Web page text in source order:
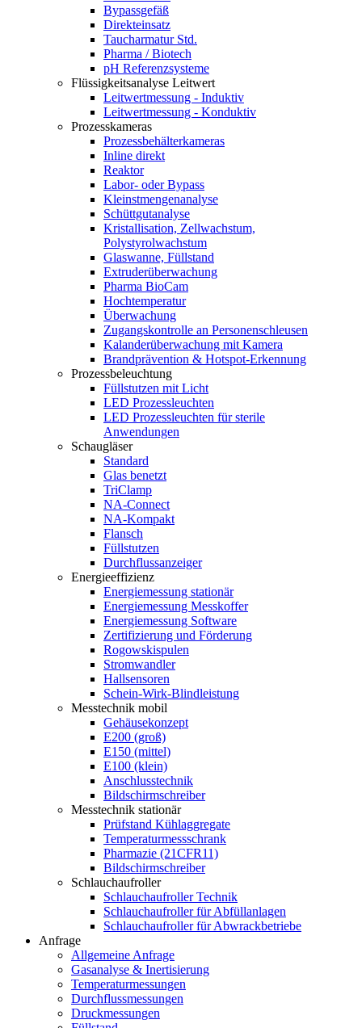
Bypassgefäß
Direkteinsatz
Taucharmatur Std.
Pharma / Biotech
pH Referenzsysteme
Flüssigkeitsanalyse Leitwert
Leitwertmessung - Induktiv
Leitwertmessung - Konduktiv
Prozesskameras
Prozessbehälterkameras
Inline direkt
Reaktor
Labor- oder Bypass
Kleinstmengenanalyse
Schüttgutanalyse
Kristallisation, Zellwachstum,
Polystyrolwachstum
Glaswanne, Füllstand
Extruderüberwachung
Pharma BioCam
Hochtemperatur
Überwachung
Zugangskontrolle an Personenschleusen
Kalanderüberwachung mit Kamera
Brandprävention & Hotspot-Erkennung
Prozessbeleuchtung
Füllstutzen mit Licht
LED Prozessleuchten
LED Prozessleuchten für sterile
Anwendungen
Schaugläser
Standard
Glas benetzt
TriClamp
NA-Connect
NA-Kompakt
Flansch
Füllstutzen
Durchflussanzeiger
Energieeffizienz
Energiemessung stationär
Energiemessung Messkoffer
Energiemessung Software
Zertifizierung und Förderung
Rogowskispulen
Stromwandler
Hallsensoren
Schein-Wirk-Blindleistung
Messtechnik mobil
Gehäusekonzept
E200 (groß)
E150 (mittel)
E100 (klein)
Anschlusstechnik
Bildschirmschreiber
Messtechnik stationär
Prüfstand Kühlaggregate
Temperaturmessschrank
Pharmazie (21CFR11)
Bildschirmschreiber
Schlauchaufroller
Schlauchaufroller Technik
Schlauchaufroller für Abfüllanlagen
Schlauchaufroller für Abwrackbetriebe
Anfrage
Allgemeine Anfrage
Gasanalyse & Inertisierung
Temperaturmessungen
Durchflussmessungen
Druckmessungen